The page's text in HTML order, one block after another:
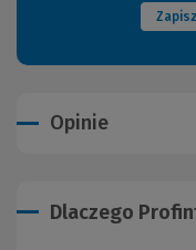
Opinie
Dlaczego